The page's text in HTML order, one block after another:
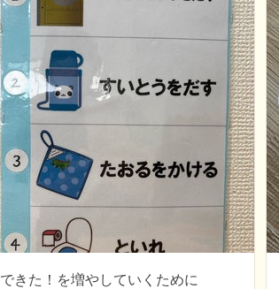
できた！を増やしていくために